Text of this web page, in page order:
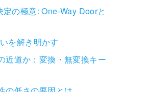
の極意: One-Way Doorと
を解き明かす
近道か：変換・無変換キー